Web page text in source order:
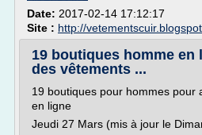
Date: 2017-02-14 17:12:17
Site : http://
19 boutiques homme en
des vêtements ...
19 boutiques pour hommes pour
en ligne
Jeudi 27 Mars (mis à jour le